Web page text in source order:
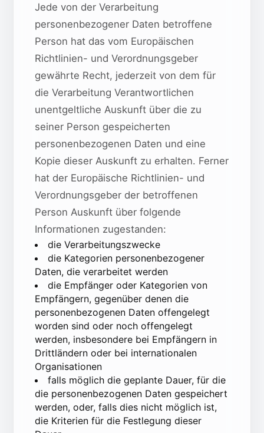
Jede von der Verarbeitung
personenbezogener Daten betroffene
Person hat das vom Europäischen
Richtlinien- und Verordnungsgeber
gewährte Recht, jederzeit von dem für
die Verarbeitung Verantwortlichen
unentgeltliche Auskunft über die zu
seiner Person gespeicherten
personenbezogenen Daten und eine
Kopie dieser Auskunft zu erhalten. Ferner
hat der Europäische Richtlinien- und
Verordnungsgeber der betroffenen
Person Auskunft über folgende
Informationen zugestanden:
die Verarbeitungszwecke
die Kategorien personenbezogener
Daten, die verarbeitet werden
die Empfänger oder Kategorien von
Empfängern, gegenüber denen die
personenbezogenen Daten offengelegt
worden sind oder noch offengelegt
werden, insbesondere bei Empfängern in
Drittländern oder bei internationalen
Organisationen
falls möglich die geplante Dauer, für die
die personenbezogenen Daten gespeichert
werden, oder, falls dies nicht möglich ist,
die Kriterien für die Festlegung dieser